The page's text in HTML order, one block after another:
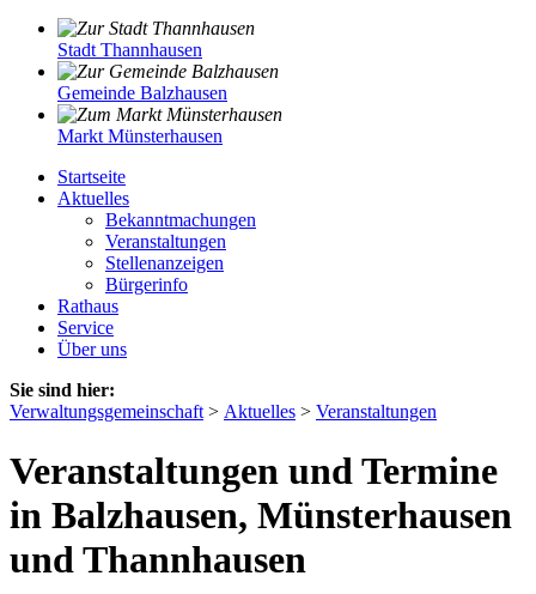
Stadt Thannhausen
Gemeinde Balzhausen
Markt Münsterhausen
Startseite
Aktuelles
Bekanntmachungen
Veranstaltungen
Stellenanzeigen
Bürgerinfo
Rathaus
Service
Über uns
Sie sind hier:
Verwaltungsgemeinschaft > Aktuelles > Veranstaltungen
Veranstaltungen und Termine
in Balzhausen, Münsterhausen
und Thannhausen